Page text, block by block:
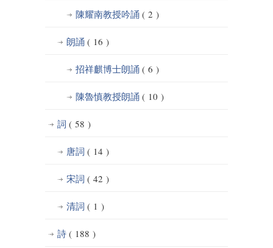
陳耀南教授吟誦 ( 2 )
朗誦 ( 16 )
招祥麒博士朗誦 ( 6 )
陳魯慎教授朗誦 ( 10 )
詞 ( 58 )
唐詞 ( 14 )
宋詞 ( 42 )
清詞 ( 1 )
詩 ( 188 )